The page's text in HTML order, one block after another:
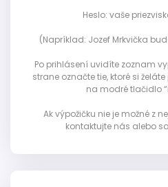
Heslo: vaše
(Napríklad: Jozef Mrkvička
Po prihlásení uvidíte zoznam
strane označte tie, ktoré si
na modré tlačidlo
Ak výpožičku nie je možné z
kontaktujte nás alebo